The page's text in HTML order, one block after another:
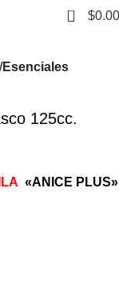
0 $0.00
Esenciales
125cc.
«A NICE PLUS»